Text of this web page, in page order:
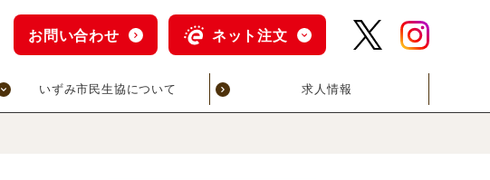
いずみ市民生協について 求人情報
お問い合わせ ネット注文